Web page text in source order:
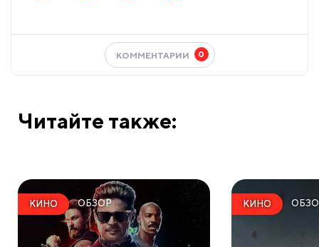
КОММЕНТАРИИ 0
Читайте также:
КИНО ОБЗОР КИНО